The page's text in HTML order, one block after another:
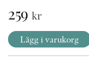
259 kr
Lägg i varukorg